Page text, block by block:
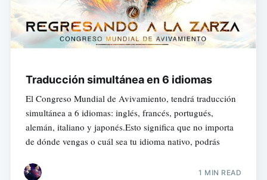
Traducción simultánea en 6 idiomas
El Congreso Mundial de Avivamiento, tendrá traducción
simultánea a 6 idiomas: inglés, francés, portugués,
alemán, italiano y japonés.Esto significa que no importa
de dónde vengas o cuál sea tu idioma nativo, podrás
1 MIN READ